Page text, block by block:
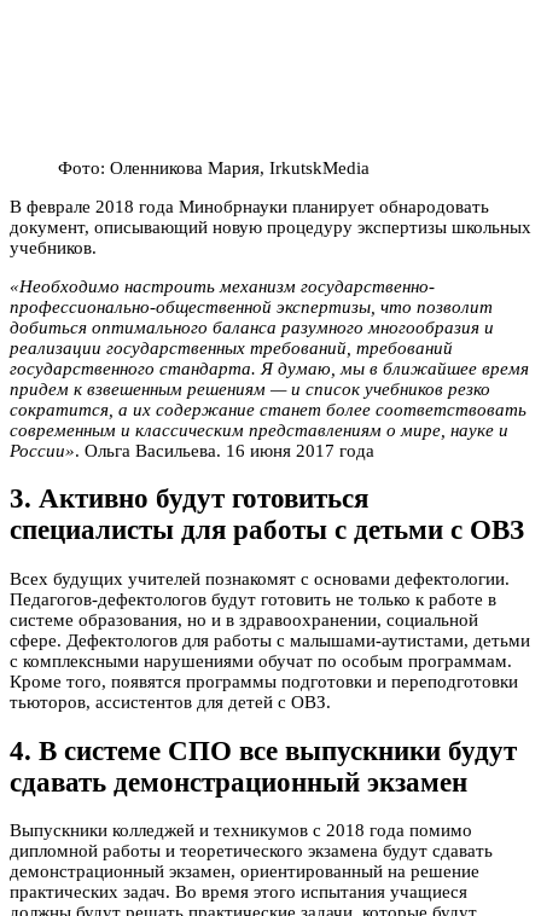
Фото: Оленникова Мария, IrkutskMedia
В феврале 2018 года Минобрнауки планирует обнародовать
документ, описывающий новую процедуру экспертизы школьных
учебников.
«Необходимо настроить механизм государственно-
профессионально-общественной экспертизы, что позволит
добиться оптимального баланса разумного многообразия и
реализации государственных требований, требований
государственного стандарта. Я думаю, мы в ближайшее время
придем к взвешенным решениям — и список учебников резко
сократится, а их содержание станет более соответствовать
современным и классическим представлениям о мире, науке и
России». Ольга Васильева. 16 июня 2017 года
3. Активно будут готовиться
специалисты для работы с детьми с ОВЗ
Всех будущих учителей познакомят с основами дефектологии.
Педагогов-дефектологов будут готовить не только к работе в
системе образования, но и в здравоохранении, социальной
сфере. Дефектологов для работы с малышами-аутистами, детьми
с комплексными нарушениями обучат по особым программам.
Кроме того, появятся программы подготовки и переподготовки
тьюторов, ассистентов для детей с ОВЗ.
4. В системе СПО все выпускники будут
сдавать демонстрационный экзамен
Выпускники колледжей и техникумов с 2018 года помимо
дипломной работы и теоретического экзамена будут сдавать
демонстрационный экзамен, ориентированный на решение
практических задач. Во время этого испытания учащиеся